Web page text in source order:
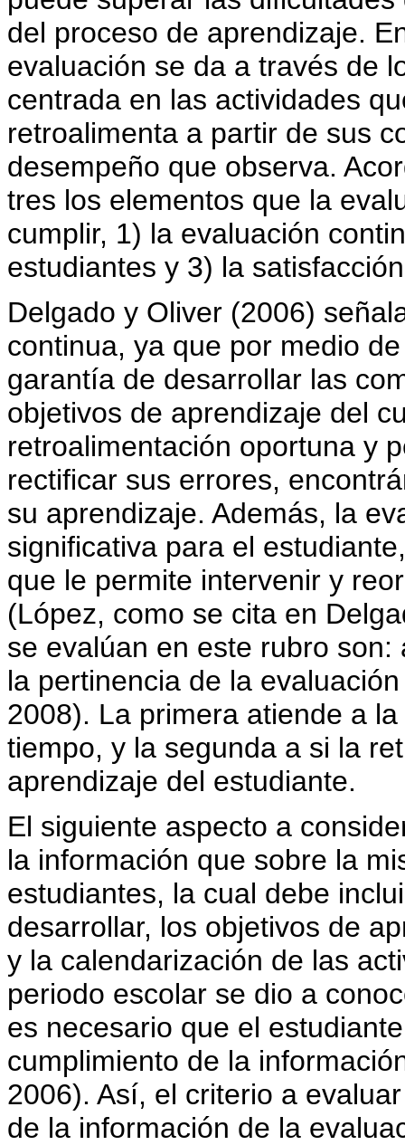
del proceso de aprendizaje.
evaluación se da a través de
centrada en las actividades
retroalimenta a partir de sus
desempeño que observa.
tres los elementos que la
cumplir, 1) la evaluación
estudiantes y 3) la
Delgado y Oliver (2006)
continua, ya que por medio
garantía de desarrollar las
objetivos de aprendizaje del
retroalimentación oportuna y
rectificar sus errores,
su aprendizaje. Además, la
significativa para el
que le permite intervenir y
(López, como se cita en
se evalúan en este rubro
la pertinencia de la
2008). La primera atiende a
tiempo, y la segunda a si la
aprendizaje del estudiante.
El siguiente aspecto a
la información que sobre la
estudiantes, la cual debe
desarrollar, los objetivos de
y la calendarización de las
periodo escolar se dio a
es necesario que el
cumplimiento de la
2006). Así, el criterio a
de la información de la